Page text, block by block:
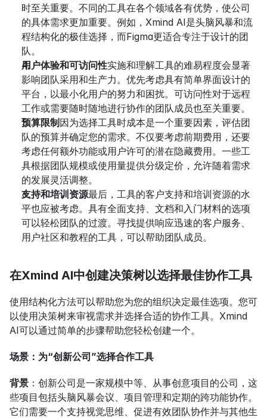
时至关重要。不同的工具在各个领域各有优势，使公司
的具体需求更加重要。例如，Xmind AI是头脑风暴和流
程结构化的极佳选择，而Figma更适合专注于设计的团
队。
用户体验和可访问性实施和理解工具的难易程度会显著
影响团队采用和生产力。优先考虑具有简单界面设计的
平台，以最小化用户的努力和困扰。可访问性对于远程
工作或需要随时随地进行协作的团队成员也至关重要。
预算限制因为选择工具时成本是一个重要因素，评估团
队的预算并确定您的需求。不仅要考虑前期费用，还要
考虑任何额外功能或用户许可的潜在隐藏费用。一些工
具根据团队规模或使用量提供分级定价，允许随着需求
的发展灵活调整。
支持和培训资源最后，工具的客户支持和培训资源的水
平也应被考虑。具有全面支持、文档和入门材料的选项
可以轻松团队的过渡。寻找提供响应迅速的客户服务、
用户社区和教程的工具，可以帮助团队成员。
在Xmind AI中创建决策树以选择最佳协作工具
使用结构化方法可以帮助您为您的组织决定最佳选项。您可
以使用决策树来审视需求并选择合适的协作工具。Xmind
AI可以通过简单的步骤帮助您轻松创建一个。
场景：为“创新公司”选择合作工具
背景 ：创新公司是一家规模中等、从事创意项目的公司，这
些项目包括头脑风暴会议、项目管理和定期的跨功能协作。
它们需要一个支持视觉思维、促进有效团队协作并与其他生